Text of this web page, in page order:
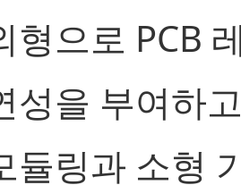
형으로 PCB
성을 부여하
듈링과 소형